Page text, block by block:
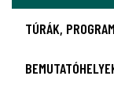
TÚRÁK,